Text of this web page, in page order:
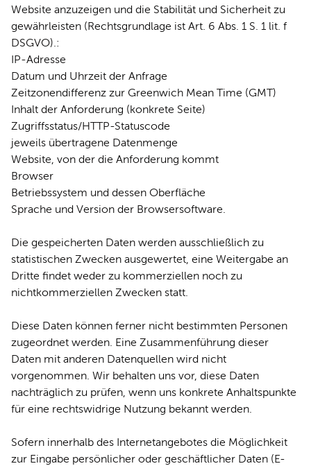
Website anzuzeigen und die Stabilität und Sicherheit zu
gewährleisten (Rechtsgrundlage ist Art. 6 Abs. 1 S. 1 lit. f
DSGVO).:
IP-Adresse
Datum und Uhrzeit der Anfrage
Zeitzonendifferenz zur Greenwich Mean Time (GMT)
Inhalt der Anforderung (konkrete Seite)
Zugriffsstatus/HTTP-Statuscode
jeweils übertragene Datenmenge
Website, von der die Anforderung kommt
Browser
Betriebssystem und dessen Oberfläche
Sprache und Version der Browsersoftware.
Die gespeicherten Daten werden ausschließlich zu
statistischen Zwecken ausgewertet, eine Weitergabe an
Dritte findet weder zu kommerziellen noch zu
nichtkommerziellen Zwecken statt.
Diese Daten können ferner nicht bestimmten Personen
zugeordnet werden. Eine Zusammenführung dieser
Daten mit anderen Datenquellen wird nicht
vorgenommen. Wir behalten uns vor, diese Daten
nachträglich zu prüfen, wenn uns konkrete Anhaltspunkte
für eine rechtswidrige Nutzung bekannt werden.
Sofern innerhalb des Internetangebotes die Möglichkeit
zur Eingabe persönlicher oder geschäftlicher Daten (E-